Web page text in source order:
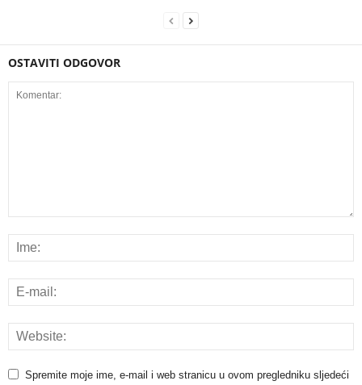
OSTAVITI ODGOVOR
Spremite moje ime, e-mail i web stranicu u ovom pregledniku sljedeći